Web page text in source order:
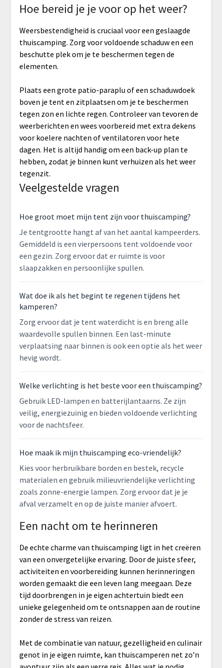
Hoe bereid je je voor op het weer?
Weersbestendigheid is cruciaal voor een geslaagde
thuiscamping. Zorg voor voldoende schaduw en een
beschutte plek om je te beschermen tegen de
elementen.
Plaats een grote patio-paraplu of een schaduwdoek
boven je tent en zitplaatsen om je te beschermen
tegen zon en lichte regen. Controleer van tevoren de
weerberichten en wees voorbereid met extra dekens
voor koelere nachten of ventilatoren voor hete
dagen. Het is altijd handig om een back-up plan te
hebben, zodat je binnen kunt verhuizen als het weer
tegenzit.
Veelgestelde vragen
Hoe groot moet mijn tent zijn voor thuiscamping?
Je tentgrootte hangt af van het aantal kampeerders.
Gemiddeld is een vierpersoons tent voldoende voor
een gezin. Zorg ervoor dat er ruimte is voor
slaapzakken en persoonlijke spullen.
Wat doe ik als het begint te regenen tijdens het
kamperen?
Zorg ervoor dat je tent waterdicht is en breng alle
waardevolle spullen binnen. Een last-minute
verplaatsing naar binnen is ook een optie als het weer
hevig wordt.
Welke verlichting is het beste voor een thuiscamping?
Gebruik LED-lampen en batterijlantaarns. Ze zijn
veilig, energiezuinig en bieden voldoende verlichting
voor de nachtsfeer.
Hoe maak ik mijn thuiscamping eco-vriendelijk?
Kies voor herbruikbare borden en bestek, recycle
materialen en gebruik milieuvriendelijke verlichting
zoals zonne-energie lampen. Zorg ervoor dat je je
afval verzamelt en op de juiste manier afvoert.
Een nacht om te herinneren
De echte charme van thuiscamping ligt in het creëren
van een onvergetelijke ervaring. Door de juiste sfeer,
activiteiten en voorbereiding kunnen herinneringen
worden gemaakt die een leven lang meegaan. Deze
tijd doorbrengen in je eigen achtertuin biedt een
unieke gelegenheid om te ontsnappen aan de routine
zonder de stress van reizen.
Met de combinatie van natuur, gezelligheid en culinair
genot in je eigen ruimte, kan thuiscamperen net zo’n